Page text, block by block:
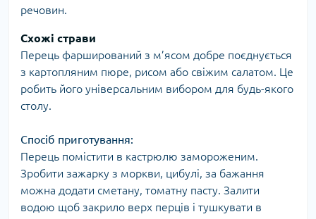
речовин.
Схожі страви
Перець фарширований з м’ясом добре поєднується
з картопляним пюре, рисом або свіжим салатом. Це
робить його універсальним вибором для будь-якого
столу.
Спосіб приготування:
Перець помістити в кастрюлю замороженим.
Зробити зажарку з моркви, цибулі, за бажання
можна додати сметану, томатну пасту. Залити
водою щоб закрило верх перців і тушкувати в